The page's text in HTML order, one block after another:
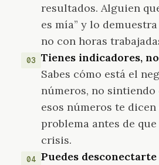
resultados. Alguien
es mía” y lo
no con horas
03
Tienes indicadores,
Sabes cómo está el
números, no sintiendo
esos números te
problema antes de
crisis.
04 Puedes